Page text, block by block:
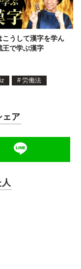
こうして漢字を学ん
王で学ぶ漢字
# 労働法
ェア